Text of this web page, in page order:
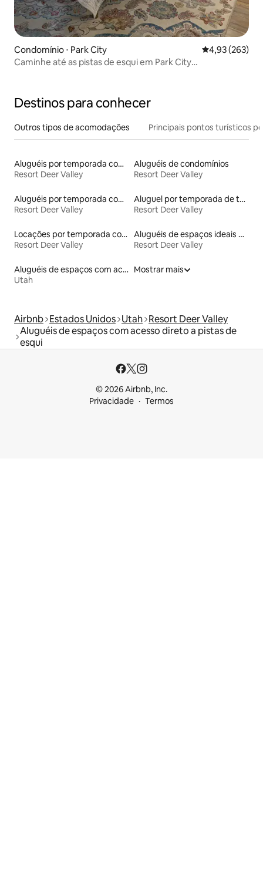
Condomínio ⋅ Park City 4,93 de uma
4,93 (263)
Caminhe até as pistas de esqui em Park City
Destinos para conhecer
Outros tipos de acomodações Principais pontos turísticos
Aluguéis por temporada com caiaque
Resort Deer Valley
Aluguéis de condomínios
Resort Deer Valley
Aluguéis por temporada com banheira de hidromassagem
Resort Deer Valley
Aluguel por temporada de townhouses
Resort Deer Valley
Locações por temporada com piscina
Resort Deer Valley
Aluguéis de espaços ideais para famílias
Resort Deer Valley
Aluguéis de espaços com acesso direto a pistas de esqui
Utah
Mostrar mais
Airbnb Estados Unidos Utah Resort Deer Valley
Aluguéis de espaços com acesso direto a pistas de
esqui
© 2026 Airbnb, Inc.
Privacidade
Termos